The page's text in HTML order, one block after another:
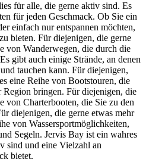
für alle, die gerne aktiv sind. Es
für jeden Geschmack. Ob Sie ein
einfach nur entspannen möchten,
bieten. Für diejenigen, die gerne
von Wanderwegen, die durch die
gibt auch einige Strände, an denen
tauchen kann. Für diejenigen,
eine Reihe von Bootstouren, die
Region bringen. Für diejenigen, die
von Charterbooten, die Sie zu den
diejenigen, die gerne etwas mehr
von Wassersportmöglichkeiten,
Segeln. Jervis Bay ist ein wahres
sind und eine Vielzahl an
bietet.